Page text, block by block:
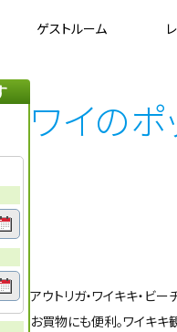
ゲストルーム
ワイのポ
アウトリガ・ワイキキ・ビ
お買物にも便利。ワイキ